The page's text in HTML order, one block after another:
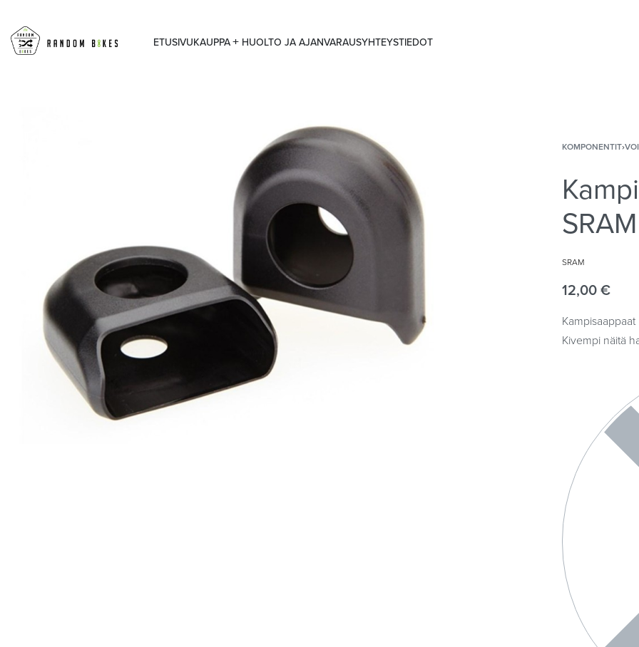
ETUSIVUKAUPPA HUOLTO JA AJANVARAUSYHTEYSTIEDOT
KOMPONENTIT›
SRAM
SRAM
12,00 €
Kivempi näitä